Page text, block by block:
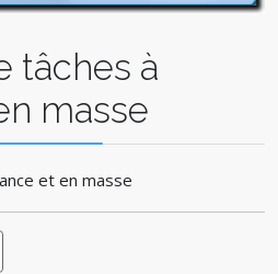
tâches à
masse
et en masse